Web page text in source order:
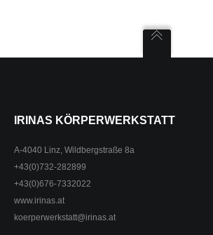
IRINAS KÖRPERWERKSTATT
A-4040 Linz, Wildbergstraße 8a
+43(0)732-282899
+43(0)676-7332022
www.irinas.at
koerperwerkstatt@irinas.at